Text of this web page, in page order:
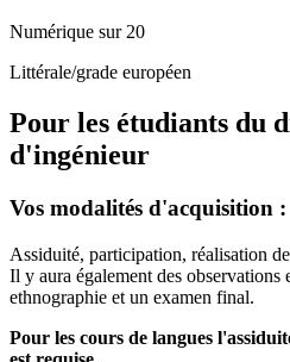
Numérique sur 20
Littérale/grade européen
Pour les étudiants du
d'ingénieur
Vos modalités d'acquisition :
Assiduité, participation, réalisation
Il y aura également des observations
ethnographie et un examen final.
Pour les cours de langues